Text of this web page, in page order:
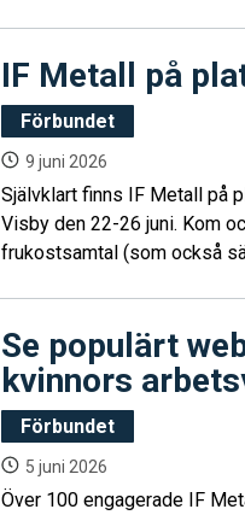
IF Metall på
Förbundet
9 juni 2026
Självklart finns IF Metall på
Visby den 22-26 juni. Kom
frukostsamtal (som också
Se populärt
kvinnors
Förbundet
5 juni 2026
Över 100 engagerade IF